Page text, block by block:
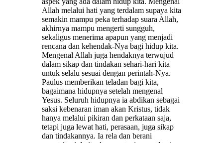
Allah melalui hati yang terdalam supaya kita
semakin mampu peka terhadap suara Allah,
akhirnya mampu mengerti sungguh,
sekaligus menerima apapun yang menjadi
rencana dan kehendak-Nya bagi hidup kita.
Mengenal Allah juga hendaknya terwujud
dalam sikap dan tindakan sehari-hari kita
untuk selalu sesuai dengan perintah-Nya.
Paulus memberikan teladan bagi kita,
bagaimana hidupnya setelah mengenal
Yesus. Seluruh hidupnya ia abdikan sebagai
saksi kebenaran iman akan Kristus, tidak
hanya melalui pikiran dan perkataan saja,
tetapi juga lewat hati, perasaan, juga sikap
dan tindakannya. Ia rela dan berani